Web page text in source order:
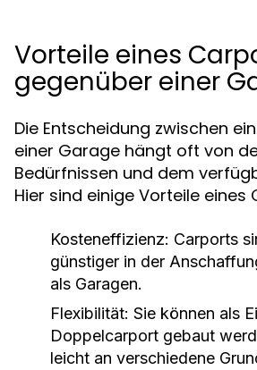
Vorteile eines
gegenüber einer
Die Entscheidung zwischen
einer Garage hängt oft von
Bedürfnissen und dem
Hier sind einige Vorteile eines
Kosteneffizienz: Carports
günstiger in der
als Garagen.
Flexibilität: Sie können als
Doppelcarport gebaut
leicht an verschiedene